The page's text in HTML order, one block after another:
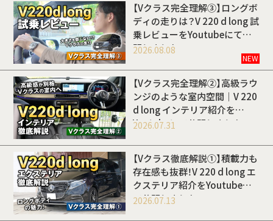
【Vクラス完全理解③】ロングボ
ディの走りは？V 220 d long 試
乗レビューをYoutubeにて公
開しました
2026.08.08
NEW
【Vクラス完全理解②】高級ラウ
ンジのような室内空間｜V 220
d long インテリア紹介を
Youtubeにて公開しました
2026.07.31
【Vクラス徹底解説①】積載力も
存在感も抜群！V 220 d long エ
クステリア紹介をYoutubeに
て公開しました
2026.07.13